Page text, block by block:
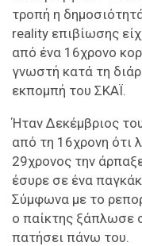
τροπή η
reality επιβίωσης
από ένα 16χρονο
γνωστή κατά τη
εκπομπή του ΣΚΑΪ.
Ήταν Δεκέμβριος
από τη 16χρονη ότι
29χρονος την
έσυρε σε ένα
Σύμφωνα με το
ο παίκτης ξάπλωσε
πατήσει πάνω του.